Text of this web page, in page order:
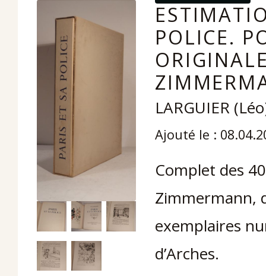
POLICE.
LARGUIER
Ajouté le :
Complet des
Zimmermann,
exemplaires
d’Arches.